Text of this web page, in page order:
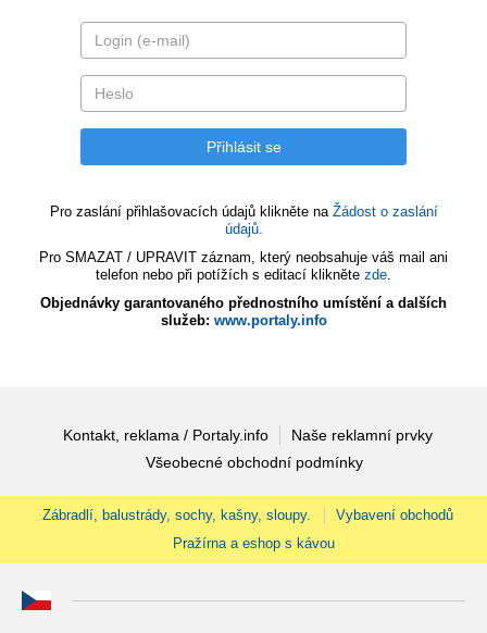
Pro zaslání přihlašovacích údajů klikněte na Žádost o zaslání
údajů.
Pro SMAZAT / UPRAVIT záznam, který neobsahuje váš mail ani
telefon nebo při potížích s editací klikněte zde.
Objednávky garantovaného přednostního umístění a dalších
služeb: www.portaly.info
Kontakt, reklama / Portaly.info
Naše reklamní prvky
Všeobecné obchodní podmínky
Zábradlí, balustrády, sochy, kašny, sloupy.
Vybavení obchodů
Pražírna a eshop s kávou